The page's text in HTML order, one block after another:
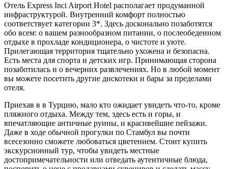
Отель Express Inci Airport Hotel располагает продуманной
инфраструктурой. Внутренний комфорт полностью
соответствует категории 3*. Здесь досконально позаботятся
обо всем: о вашем разнообразном питании, о послеобеденном
отдыхе в прохладе кондиционера, о чистоте и уюте.
Прилегающая территория тщательно ухожена и безопасна.
Есть места для спорта и детских игр. Принимающая сторона
позаботилась и о вечерних развлечениях. Но в любой момент
вы можете посетить другие дискотеки и бары за пределами
отеля.
Приехав в в Турцию, мало кто ожидает увидеть что-то, кроме
пляжного отдыха. Между тем, здесь есть и горы, и
впечатляющие античные руины, и красивейшие пейзажи.
Даже в ходе обычной прогулки по Стамбул вы почти
всесезонно сможете любоваться цветением. Стоит купить
экскурсионный тур, чтобы увидеть местные
достопримечательности или отведать аутентичные блюда,